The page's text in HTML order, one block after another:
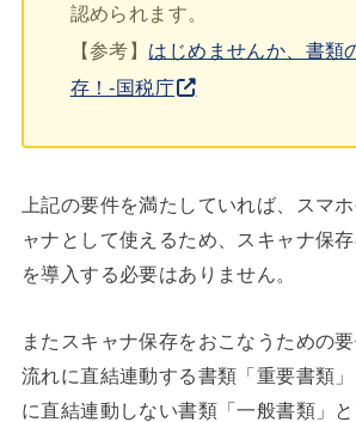
認められます。
【参考】 はじめませんか、書類
存！-国税庁
上記の要件を満たしていれば、スマ
ャナとして使えるため、スキャナ保
を導入する必要はありません。
またスキャナ保存をおこなうための
流れに直結連動する書類「重要書類
に直結連動しない書類「一般書類」と